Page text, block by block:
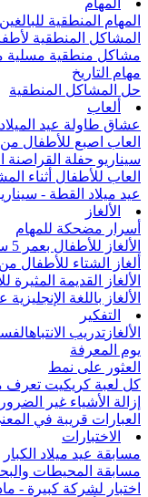
المهام
المهام المنطقية للبالغين - 14 تمرينًا
المشاكل المنطقية لأطفال
مشاكل منطقية مسلية
مهام التاريخ
حل المشاكل المنطقية
ألعاب
عشاق طاولة عيد الميلاد
العاب اصبع للأطفال
سيناريو حفلة القراصنة
العاب للأطفال أثناء
عيد ميلاد القطة -
الألغاز
أسرار مضحكة للمهام
الألغاز للأطفال بعمر 5 سنوات هي المشاكل الأكثر متعة وإثارة للاهتمام من جميع أنحاء العالم
ألغاز الشتاء للأطفال من 7 إلى 8 سنوات - 30 مشكلة ممتعة
الألغاز القديمة المثيرة
الألغاز باللغة
التفكير
الألغاز تدريب الانتباه
يوم المعرفة
العثور على نمط
كل لعبة كريكيت تعرف
إزالة الأشياء غير
العبارات قريبة في
الاختبارات
مسابقة عيد ميلاد الكبار
مسابقة المحيطات
اختبار لشركة كبيرة -